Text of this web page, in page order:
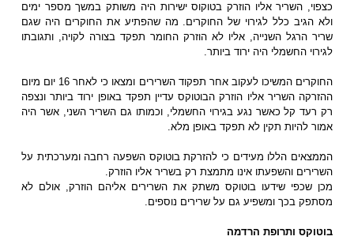
כצפוי, השריר אליו הוזרק בטוקוס ישירות היה משותק במשך מספר ימים
ולא הגיב כלל לגירוי של החוקרים. מה שהפתיע את החוקרים היה שגם
שריר הרגל השנייה, אליו לא הוזרק החומר תפקד בצורה לקויה, ותגובתו
לגירוי החשמלי היה ירוד ביותר.
החוקרים המשיכו לעקוב אחר תפקוד השרירים ומצאו כי לאחר 16 יום מיום
ההזרקה השריר אליו הוזרק הבוטוקס עדיין תפקד באופן ירוד ביותר ונצפה
רק רעד קל כאשר נגע בגירוי החשמלי, וכמותו גם השריר השני, אשר היה
אמור להיות תקין לא תפקד באופן מלא.
הממצאים הללו מעידים כי להזרקת בוטוקס השפעה רחבה ומערכתית על
השרירים והשפעתו אינו מתמצת רק בשריר אליו הוזרק.
מכן שכפי שידעו בוטוקס משתק את השרירים אליהם הוזרק, אולם לא
מסתפק בכך ומשפיע גם על שרירים נוספים.
בוטוקס ותרופת הרדמה